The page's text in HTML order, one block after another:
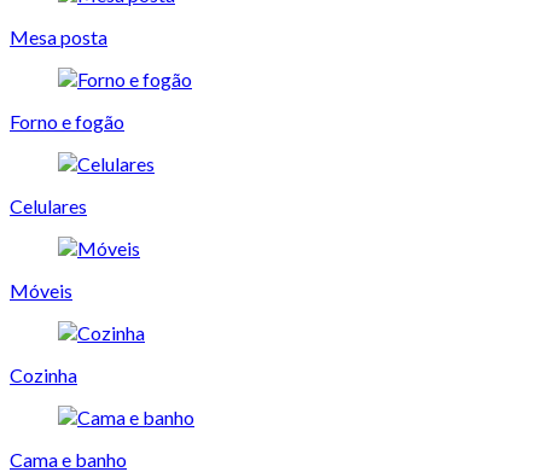
Mesa posta
Forno e fogão
Celulares
Móveis
Cozinha
Cama e banho